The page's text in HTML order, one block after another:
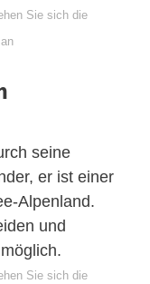
Sie sich die
seine
er ist einer
Alpenland.
und
Sie sich die